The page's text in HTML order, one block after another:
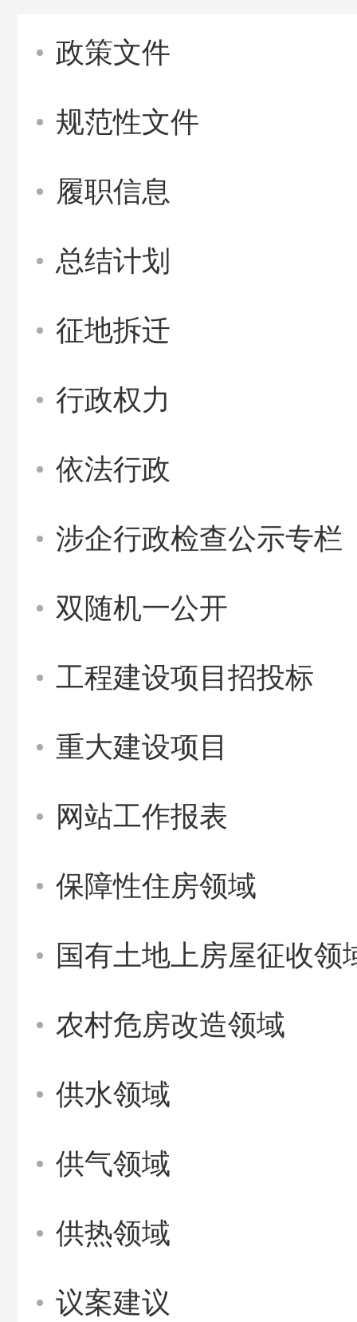
政策文件
规范性文件
履职信息
总结计划
征地拆迁
行政权力
依法行政
涉企行政检查公示专栏
双随机一公开
工程建设项目招投标
重大建设项目
网站工作报表
保障性住房领域
国有土地上房屋征收领
农村危房改造领域
供水领域
供气领域
供热领域
议案建议